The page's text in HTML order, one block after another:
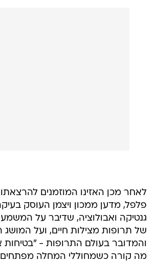
לאחר מכן האזינו המוזמנים
פלפל, מדען ממכון ויצמן העוסק
גנטיקה ואבולוציה, שדיבר על
של תרופות מצילות חיים, ועל
והמדובר בעולם התרופות - "בטיחות
מה קורה כשמחוללי המחלה מפתחים